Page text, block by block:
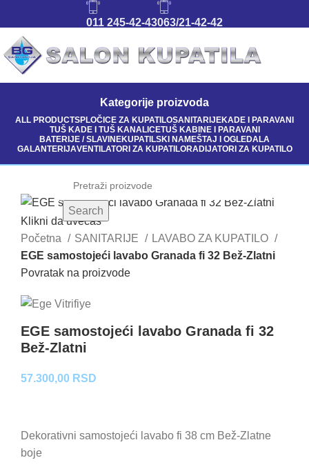
011 245-42-43063/21-42-42
Kategorije proizvoda
ALL PRODUCTSPLOČICE ZA KUPATILOSANITARIJEKADE I PARAVANI
TUŠ KADE I TUŠ KANALICETUŠ KABINE I PARAVANI
BATERIJE / SLAVINEKUPATILSKI NAMEŠTAJ I OGLEDALA
GALANTERIJAVENTILATORI ZA KUPATILORADIJATORI ZA KUPATILO
Search
Klikni da uvećaš
Početna
SANITARIJE
LAVABO ZA KUPATILO
EGE samostojeći lavabo Granada fi 32 Bež-Zlatni
Povratak na proizvode
EGE samostojeći lavabo Granada fi 32
Bež-Zlatni
57.300,00 RSD
Dekorativni samostojeći lavabo fi 38 cm Bež-Zlatne
boje